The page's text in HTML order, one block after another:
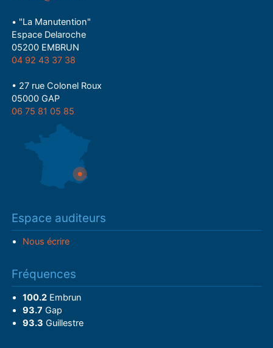
• "La Manutention"
Espace Delaroche
05200 EMBRUN
04 92 43 37 38
• 27 rue Colonel Roux
05000 GAP
06 75 81 05 85
Espace auditeurs
Nous écrire
Fréquences
100.2Embrun
93.7 Gap
93.3 Guillestre